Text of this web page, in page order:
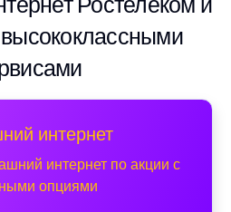
высококлассными
интернет
интернет по акции с
опциями